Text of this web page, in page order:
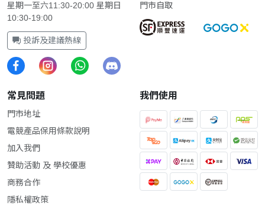
星期一至六11:30-20:00 星期日
10:30-19:00
投訴及建議熱線
門市自取
常見問題
門市地址
電競產品保用條款說明
加入我們
贊助活動 及 學校優惠
商務合作
隱私權政策
我們使用